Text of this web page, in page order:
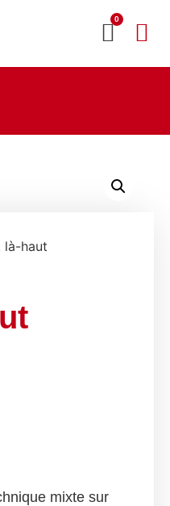
0
là-haut
mixte sur